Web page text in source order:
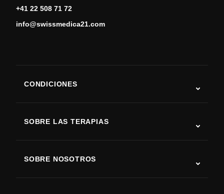
+41 22 508 71 72
info@swissmedica21.com
CONDICIONES
Enfermedad de Parkinson
Artritis
SOBRE LAS TERAPIAS
SOBRE NOSOTROS